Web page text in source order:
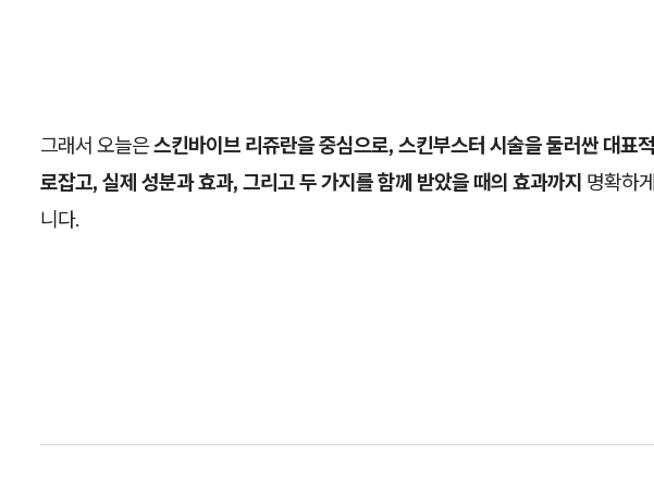
그래서 오늘은스킨바이브 리쥬란을 중심으로, 스킨부스터 시술을 둘러싼 대표
로잡고, 실제 성분과 효과, 그리고 두 가지를 함께 받았을 때의 효과까지 명확하
니다.